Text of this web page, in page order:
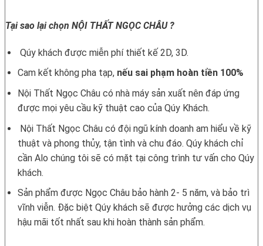
Tại sao lại chọn NỘI THẤT NGỌC CHÂU ?
Qúy khách được miễn phí thiết kế 2D, 3D.
Cam kết không pha tạp,nếu sai phạm hoàn tiền 100%
Nội Thất Ngọc Châu có nhà máy sản xuất nên đáp ứng
được mọi yêu cầu kỹ thuật cao của Qúy Khách.
Nội Thất Ngọc Châu có đội ngũ kính doanh am hiểu về kỹ
thuật và phong thủy, tận tình và chu đáo. Qúy khách chỉ
cần Alo chúng tôi sẽ có mặt tại công trình tư vấn cho Qúy
khách.
Sản phẩm được Ngọc Châu bảo hành 2- 5 năm, và bảo trì
vĩnh viễn. Đặc biệt Qúy khách sẽ được hưởng các dịch vụ
hậu mãi tốt nhất sau khi hoàn thành sản phẩm.